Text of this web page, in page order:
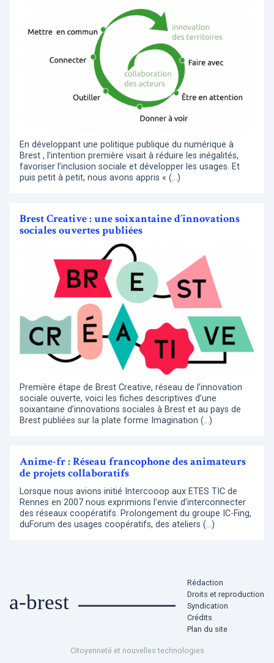
En développant une politique publique du numérique à
Brest , l’intention première visait à réduire les inégalités,
favoriser l’inclusion sociale et développer les usages. Et
puis petit à petit, nous avons appris « (…)
Brest Creative : une soixantaine d’innovations
sociales ouvertes publiées
Première étape de Brest Creative, réseau de l’innovation
sociale ouverte, voici les fiches descriptives d’une
soixantaine d’innovations sociales à Brest et au pays de
Brest publiées sur la plate forme Imagination (…)
Anime-fr : Réseau francophone des animateurs
de projets collaboratifs
Lorsque nous avions initié Intercooop aux ETES TIC de
Rennes en 2007 nous exprimions l’envie d’interconnecter
des réseaux coopératifs. Prolongement du groupe IC-Fing,
duForum des usages coopératifs, des ateliers (…)
a-brest
Rédaction
Droits et reproduction
Syndication
Crédits
Plan du site
Citoyenneté et nouvelles technologies